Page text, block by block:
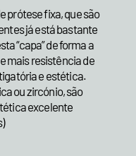
prótese fixa, que são
já está bastante
“capa” de forma a
mais resistência de
e estética.
ou zircónio, são
excelente